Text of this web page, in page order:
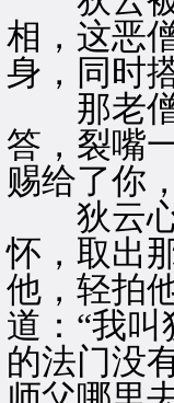
相，这恶
身，同时
那老僧
答，裂嘴
赐给了你
狄云心
怀，取出
他，轻拍
道：“我
的法门没